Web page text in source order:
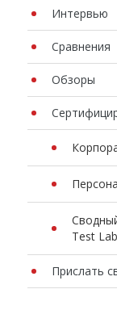
Интервью
Сравнения
Обзоры
Test Lab
Прислать